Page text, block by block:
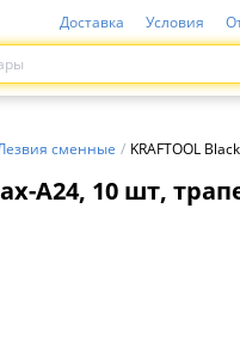
Доставка Условия
сменные / KRAFTOOL
A24, 10 шт,